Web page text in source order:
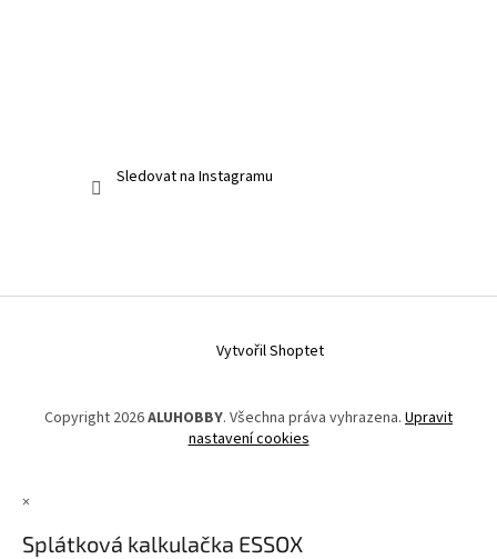
Sledovat na Instagramu
Vytvořil Shoptet
Copyright 2026ALUHOBBY. Všechna práva vyhrazena. Upravit
nastavení cookies
×
Splátková kalkulačka ESSOX